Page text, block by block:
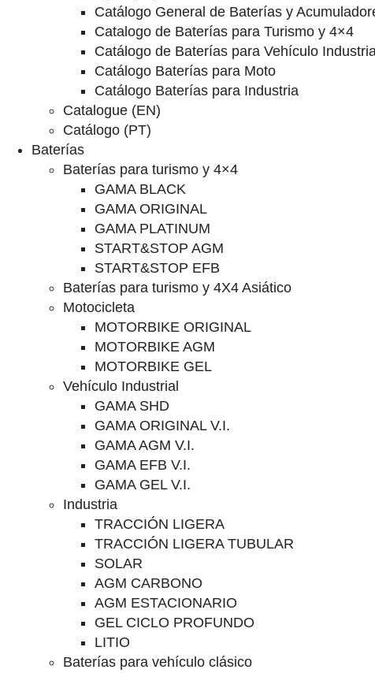
Catálogo General de Baterías y
Catalogo de Baterías para Turismo y 4×4
Catálogo de Baterías para Vehículo
Catálogo Baterías para Moto
Catálogo Baterías para Industria
Catalogue (EN)
Catálogo (PT)
Baterías
Baterías para turismo y 4×4
GAMA BLACK
GAMA ORIGINAL
GAMA PLATINUM
START&STOP AGM
START&STOP EFB
Baterías para turismo y 4X4 Asiático
Motocicleta
MOTORBIKE ORIGINAL
MOTORBIKE AGM
MOTORBIKE GEL
Vehículo Industrial
GAMA SHD
GAMA ORIGINAL V.I.
GAMA AGM V.I.
GAMA EFB V.I.
GAMA GEL V.I.
Industria
TRACCIÓN LIGERA
TRACCIÓN LIGERA TUBULAR
SOLAR
AGM CARBONO
AGM ESTACIONARIO
GEL CICLO PROFUNDO
LITIO
Baterías para vehículo clásico